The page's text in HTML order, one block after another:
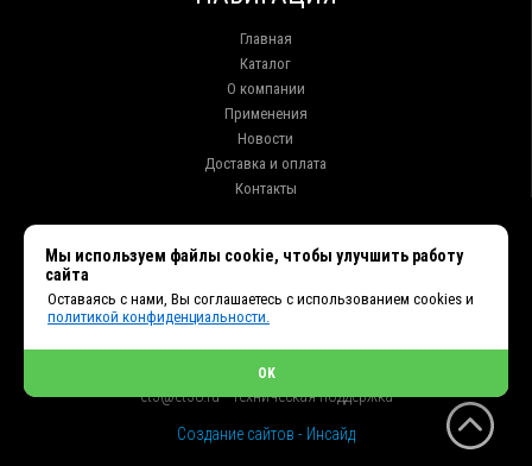
Главная
Каталог
О компании
Применения
Новости
Доставка и оплата
Контакты
+7 (914) 010-76-83, 8 (3952) 93-27-93 - Отдел продаж
+7 (950) 075-85-99 - Техническая поддержка
et2@et38.ru - Отдел продаж
et3@et38.ru - Техническая поддержка
Создание сайтов - Инсайд
Мы используем файлы cookie, чтобы улучшить работу
сайта
Оставаясь с нами, Вы соглашаетесь с использованием cookies и
политикой конфиденциальности.
OK